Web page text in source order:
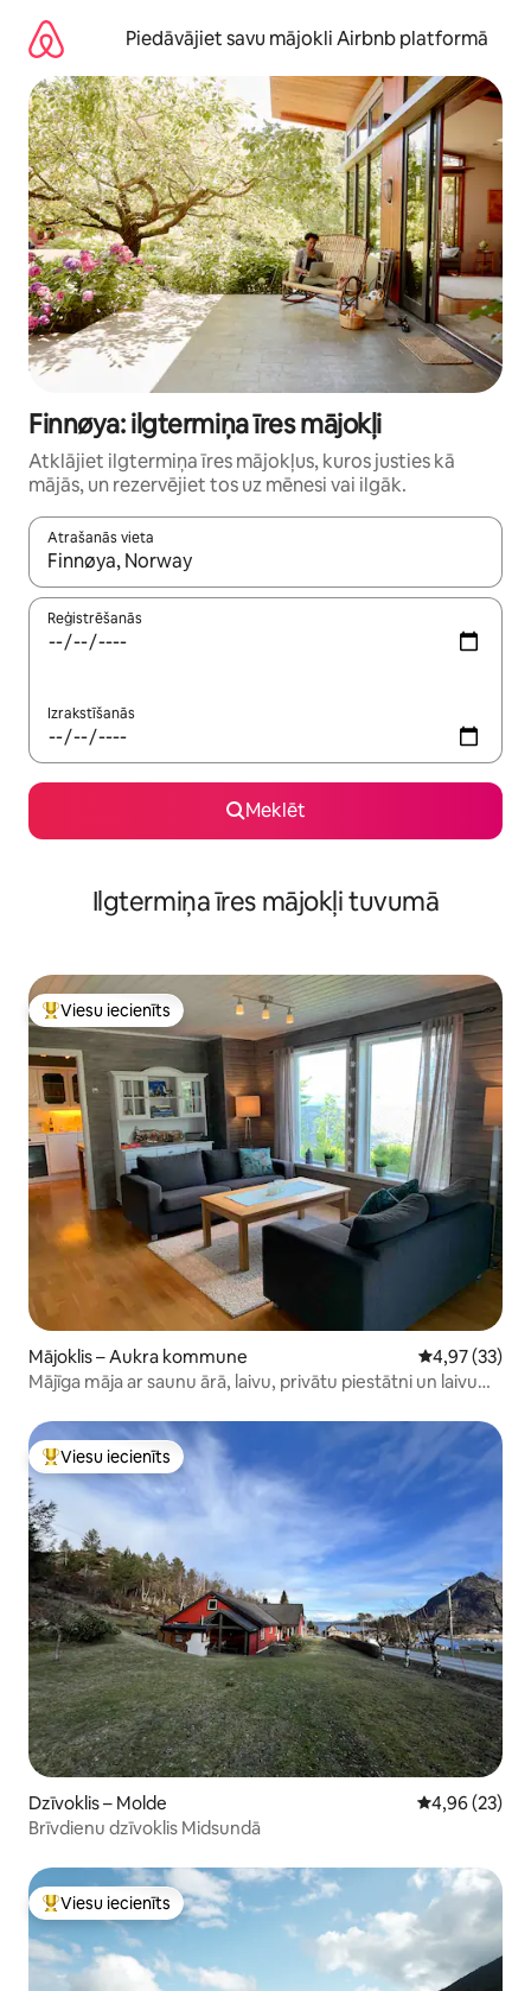
saturu
Piedāvājiet savu mājokli Airbnb platformā
Finnøya: ilgtermiņa īres mājokļi
Atklājiet ilgtermiņa īres mājokļus, kuros justies kā
mājās, un rezervējiet tos uz mēnesi vai ilgāk.
Atrašanās vieta
Kad rezultāti kļūs pieejami, izmantojiet bultiņu uz augšu un
Reģistrēšanās
Izrakstīšanās
Meklēt
Ilgtermiņa īres mājokļi tuvumā
Populārs viesu iecienīts mājoklis
Viesu iecienīts
Mājoklis – Aukra kommune Vidējais
4,97 (33)
Mājīga māja ar saunu ārā, laivu, privātu piestātni un laivu
Populārs viesu iecienīts mājoklis
Viesu iecienīts
Dzīvoklis – Molde Vidējais
4,96 (23)
Brīvdienu dzīvoklis Midsundā
Populārs viesu iecienīts mājoklis
Viesu iecienīts